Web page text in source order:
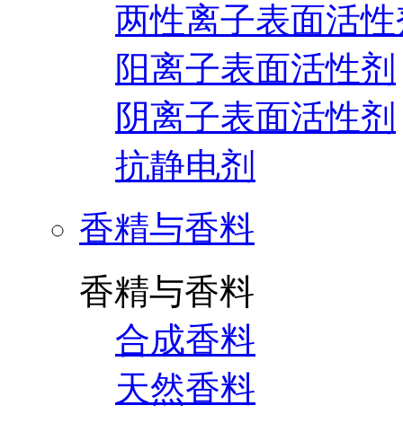
两性离子表面活
阳离子表面活性剂
阴离子表面活性剂
抗静电剂
香精与香料
香精与香料
合成香料
天然香料